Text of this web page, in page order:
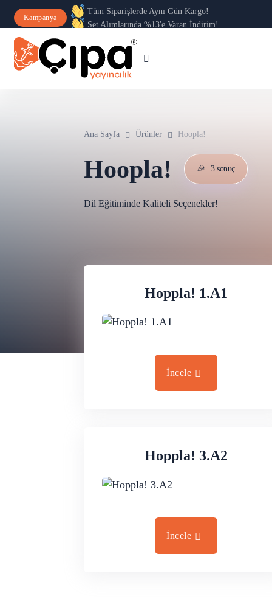
Kampanya
Tüm Siparişlerde Aynı Gün Kargo!
Set Alımlarında %13'e Varan İndirim!
Ana Sayfa Ürünler Hoopla!
Hoopla! 🎉 3 sonuç
Dil Eğitiminde Kaliteli Seçenekler!
Hoppla! 1.A1
İncele
Hoppla! 3.A2
İncele